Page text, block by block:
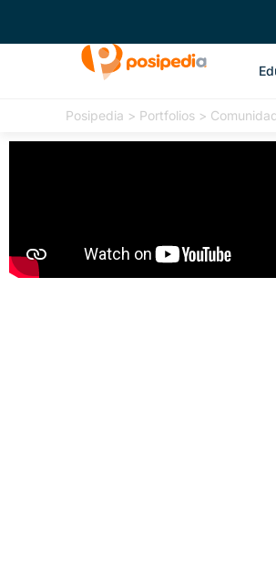
Posipedia > Portfolios >